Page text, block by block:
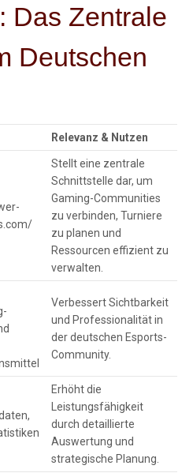
Das Zentrale
Deutschen
Relevanz & Nutzen
Stellt eine zentrale
Schnittstelle dar, um
Gaming-Communities
zu verbinden, Turniere
zu planen und
Ressourcen effizient zu
verwalten.
Verbessert Sichtbarkeit
und Professionalität in
der deutschen Esports-
Community.
Erhöht die
Leistungsfähigkeit
durch detaillierte
Auswertung und
strategische Planung.